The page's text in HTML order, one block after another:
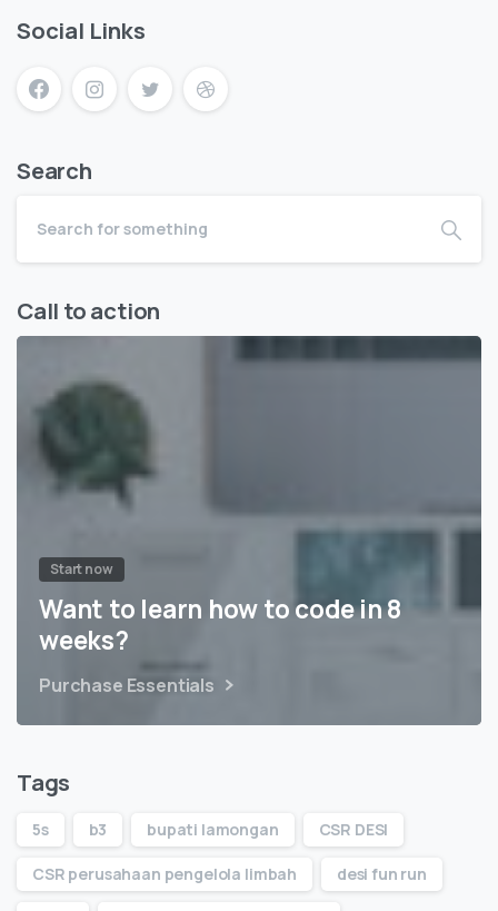
Social Links
Search
Call to action
Start now
Want to learn how to code in 8
weeks?
Purchase Essentials
Tags
5s b3 bupati lamongan CSR DESI
CSR perusahaan pengelola limbah desi fun run